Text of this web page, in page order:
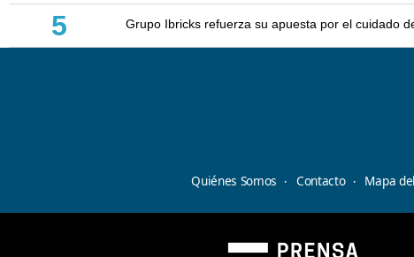
5 Grupo Ibricks refuerza su apuesta por el cuidado
Quiénes Somos Contacto Mapa